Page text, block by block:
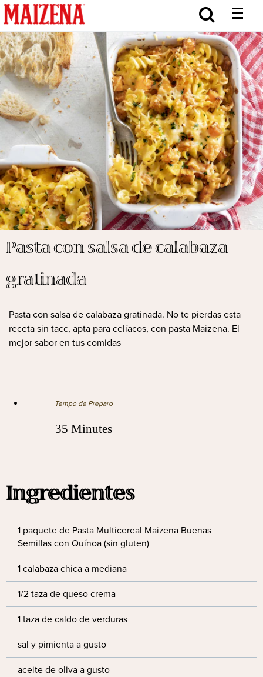
Pasta con salsa de calabaza
gratinada
Pasta con salsa de calabaza gratinada. No te pierdas esta
receta sin tacc, apta para celíacos, con pasta Maizena. El
mejor sabor en tus comidas
Tempo de Preparo
35 Minutes
Ingredientes
1 paquete de Pasta Multicereal Maizena Buenas
Semillas con Quínoa (sin gluten)
1 calabaza chica a mediana
1/2 taza de queso crema
1 taza de caldo de verduras
sal y pimienta a gusto
aceite de oliva a gusto